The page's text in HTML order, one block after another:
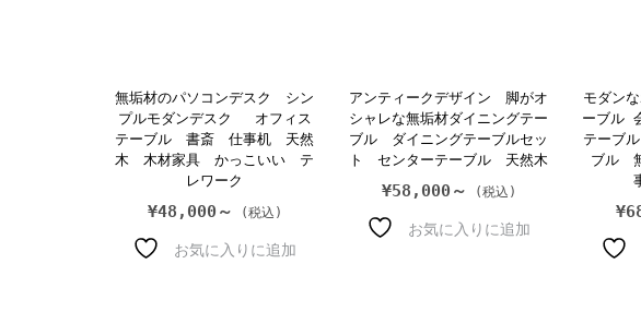
無垢材のパソコンデスク シン
プルモダンデスク オフィス
テーブル 書斎 仕事机 天然
木 木材家具 かっこいい テ
レワーク
¥48,000～
お気に入りに追加
アンティークデザイン 脚がオ
シャレな無垢材ダイニングテー
ブル ダイニングテーブルセッ
ト センターテーブル 天然木
¥58,000～
お気に入りに追加
モダン
ーブル
テーブ
ブル
¥